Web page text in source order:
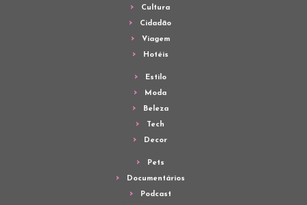
Cultura
Cidadão
Viagem
Hotéis
Estilo
Moda
Beleza
Tech
Decor
Pets
Documentários
Podcast